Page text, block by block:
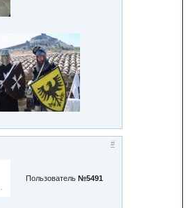
#
Пользователь №5491